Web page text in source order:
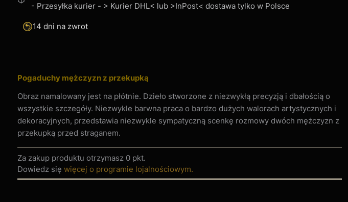
- Przesyłka kurier - > Kurier DHL< lub >InPost< dostawa tylko w Polsce
14 dni na zwrot
Pogaduchy mężczyzn z przekupką
Obraz namalowany jest na płótnie. Dzieło stworzone z niezwykłą precyzją i dbałością o
wszystkie szczegóły. Niezwykle barwna praca o bardzo dużych walorach artystycznych i
dekoracyjnych, przedstawia niezwykle sympatyczną scenkę rozmowy dwóch mężczyzn z
przekupką przed straganem.
Za zakup produktu otrzymasz 0 pkt.
Dowiedz się więcej o programie lojalnościowym.